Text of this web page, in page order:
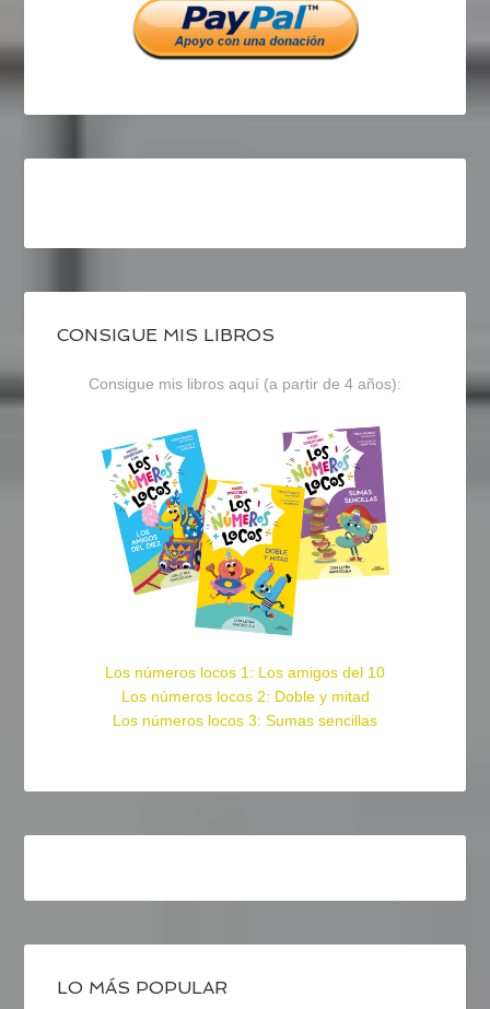
CONSIGUE MIS LIBROS
Consigue mis libros aquí (a partir de 4 años):
Los números locos 1: Los amigos del 10
Los números locos 2: Doble y mitad
Los números locos 3: Sumas sencillas
LO MÁS POPULAR